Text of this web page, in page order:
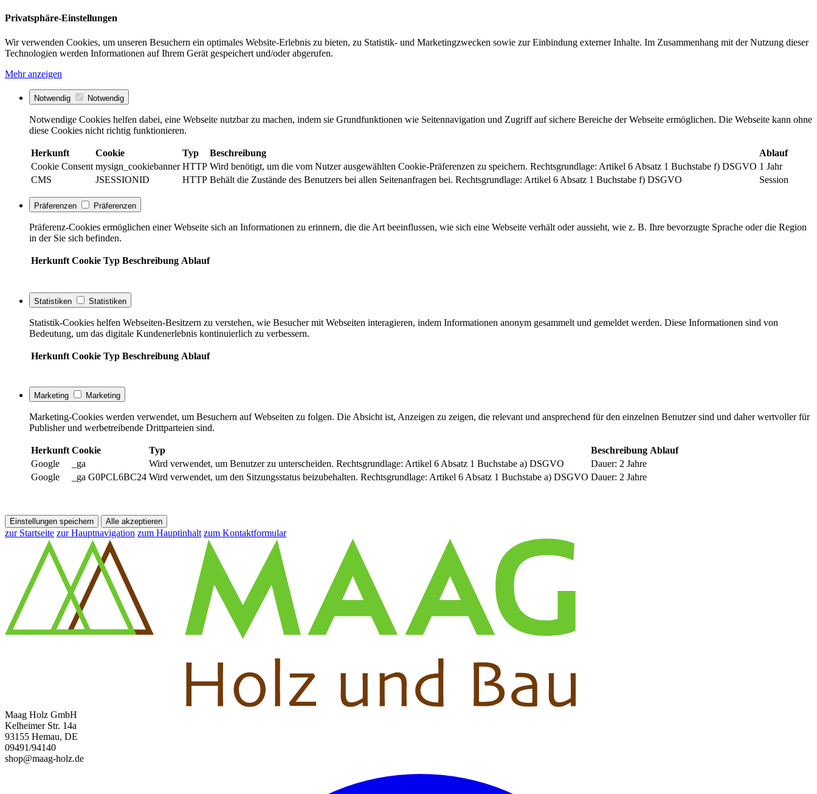
Privatsphäre-Einstellungen
Wir verwenden Cookies, um unseren Besuchern ein optimales Website-Erlebnis zu bieten, zu Statistik- und Marketingzwecken sowie zur Einbindung externer Inhalte. Im Zusammenhang mit der Nutzung dieser
Technologien werden Informationen auf Ihrem Gerät gespeichert und/oder abgerufen.
Mehr anzeigen
Notwendig Notwendig
Notwendige Cookies helfen dabei, eine Webseite nutzbar zu machen, indem sie Grundfunktionen wie Seitennavigation und Zugriff auf sichere Bereiche der Webseite ermöglichen. Die Webseite kann ohne
diese Cookies nicht richtig funktionieren.
Herkunft Cookie Typ Beschreibung
Ablauf
Cookie Consent mysign_cookiebanner HTTP Wird benötigt, um die vom Nutzer ausgewählten Cookie-Präferenzen zu speichern. Rechtsgrundlage: Artikel 6 Absatz 1 Buchstabe f) DSGVO 1 Jahr
CMS
JSESSIONID HTTP Behält die Zustände des Benutzers bei allen Seitenanfragen bei. Rechtsgrundlage: Artikel 6 Absatz 1 Buchstabe f) DSGVO Session
Präferenzen Präferenzen
Präferenz-Cookies ermöglichen einer Webseite sich an Informationen zu erinnern, die die Art beeinflussen, wie sich eine Webseite verhält oder aussieht, wie z. B. Ihre bevorzugte Sprache oder die Region
in der Sie sich befinden.
Herkunft Cookie Typ Beschreibung Ablauf
Statistiken Statistiken
Statistik-Cookies helfen Webseiten-Besitzern zu verstehen, wie Besucher mit Webseiten interagieren, indem Informationen anonym gesammelt und gemeldet werden. Diese Informationen sind von
Bedeutung, um das digitale Kundenerlebnis kontinuierlich zu verbessern.
Herkunft Cookie Typ Beschreibung Ablauf
Marketing Marketing
Marketing-Cookies werden verwendet, um Besuchern auf Webseiten zu folgen. Die Absicht ist, Anzeigen zu zeigen, die relevant und ansprechend für den einzelnen Benutzer sind und daher wertvoller für
Publisher und werbetreibende Drittparteien sind.
Herkunft Cookie Typ Beschreibung Ablauf
Google
_ga Wird verwendet, um Benutzer zu unterscheiden. Rechtsgrundlage: Artikel 6 Absatz 1 Buchstabe a) DSGVO
Dauer: 2 Jahre
Google
_ga G0PCL6BC24 Wird verwendet, um den Sitzungsstatus beizubehalten. Rechtsgrundlage: Artikel 6 Absatz 1 Buchstabe a) DSGVO Dauer: 2 Jahre
Einstellungen speichern Alle akzeptieren
zur Startseite zur Hauptnavigation zum Hauptinhalt zum Kontaktformular
Maag Holz GmbH
Kelheimer Str. 14a
93155 Hemau, DE
09491/94140
shop@maag-holz.de